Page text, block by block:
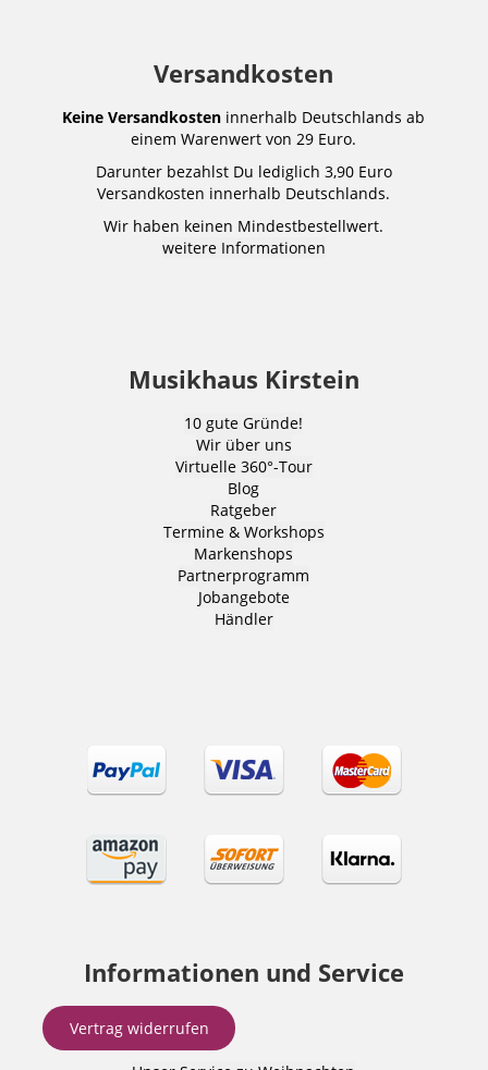
Versandkosten
Keine Versandkosten innerhalb Deutschlands ab
einem Warenwert von 29 Euro.
Darunter bezahlst Du lediglich 3,90 Euro
Versandkosten innerhalb Deutschlands.
Wir haben keinen Mindestbestellwert.
weitere Informationen
Musikhaus Kirstein
10 gute Gründe!
Wir über uns
Virtuelle 360°-Tour
Blog
Ratgeber
Termine & Workshops
Markenshops
Partnerprogramm
Jobangebote
Händler
Informationen und Service
Vertrag widerrufen